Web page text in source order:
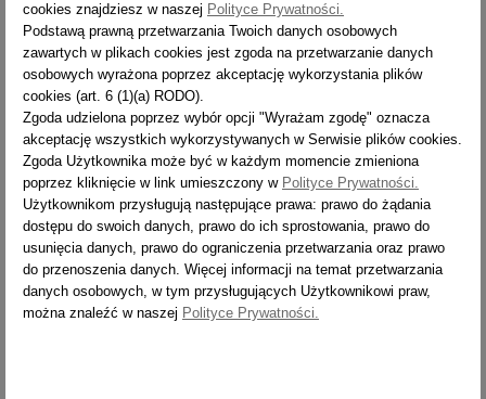
JAK BEZPIECZNIE UŻYWAĆ DRABINY?
TYP
LICZBA
STOPNI
ZASIĘG
PRACY
[M]
CIĘŻAR
WYSYŁKA
LICZBA STOPNI 2x3
ZASIĘG PRACY [M]
CIĘŻAR [KG] 3,4
WYSYŁKA
TYP 1924 + st.
cookies znajdziesz w naszej Polityce Prywatności.
Podstawą prawną przetwarzania Twoich danych osobowych
zawartych w plikach cookies jest zgoda na przetwarzanie danych
osobowych wyrażona poprzez akceptację wykorzystania plików
cookies (art. 6 (1)(a) RODO).
Zgoda udzielona poprzez wybór opcji "Wyrażam zgodę" oznacza
akceptację wszystkich wykorzystywanych w Serwisie plików cookies.
Zgoda Użytkownika może być w każdym momencie zmieniona
poprzez kliknięcie w link umieszczony w Polityce Prywatności.
Użytkownikom przysługują następujące prawa: prawo do żądania
dostępu do swoich danych, prawo do ich sprostowania, prawo do
usunięcia danych, prawo do ograniczenia przetwarzania oraz prawo
do przenoszenia danych. Więcej informacji na temat przetwarzania
danych osobowych, w tym przysługujących Użytkownikowi praw,
można znaleźć w naszej Polityce Prywatności.